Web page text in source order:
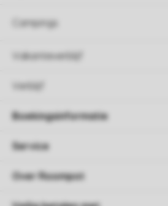
Campings
Vakantieverblijf
Verblijf
Boekingsinformatie
Service
Over Roompot